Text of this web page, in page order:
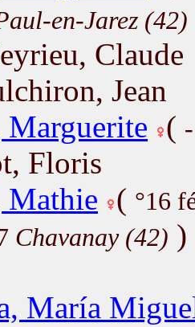
en-Jarez (42)
Claude
Jean
Marguerite (
Floris
Mathie ( °16
Chavanay (42) )
María